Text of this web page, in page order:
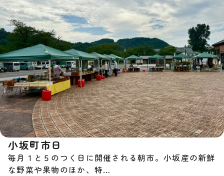
小坂町市日
毎月１と５のつく日に開催される朝市。小坂産の新鮮
な野菜や果物のほか、特…